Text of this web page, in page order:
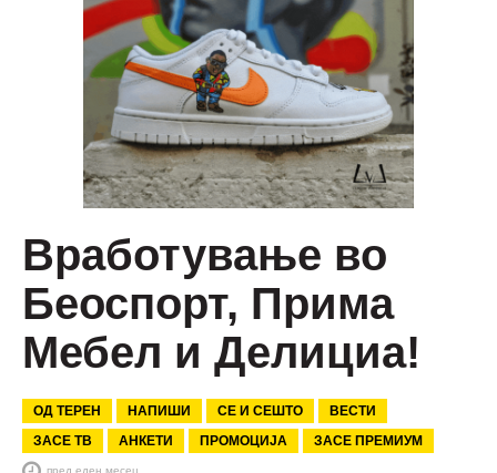
Вработување во
Беоспорт, Прима
Мебел и Делициа!
ОД ТЕРЕН НАПИШИ СЕ И СЕШТО
ВЕСТИ
ЗАСЕ ТВ
АНКЕТИ ПРОМОЦИЈА ЗАСЕ ПРЕМИУМ
пред еден месец